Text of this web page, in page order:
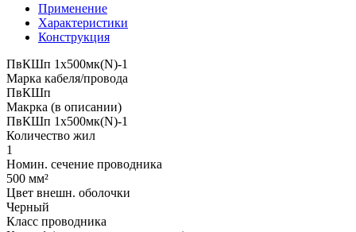
Применение
Характеристики
Конструкция
ПвКШп 1x500мк(N)-1
Марка кабеля/провода
ПвКШп
Макрка (в описании)
ПвКШп 1x500мк(N)-1
Количество жил
1
Номин. сечение проводника
500 мм²
Цвет внешн. оболочки
Черный
Класс проводника